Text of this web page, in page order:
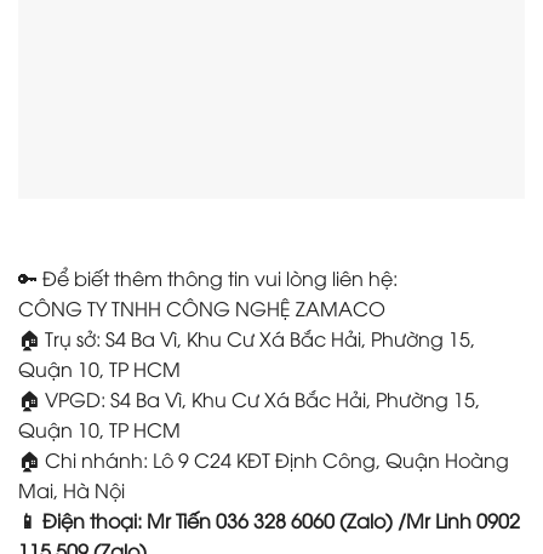
🔑 Để biết thêm thông tin vui lòng liên hệ:
CÔNG TY TNHH CÔNG NGHỆ ZAMACO
🏠 Trụ sở: S4 Ba Vì, Khu Cư Xá Bắc Hải, Phường 15,
Quận 10, TP HCM
🏠 VPGD: S4 Ba Vì, Khu Cư Xá Bắc Hải, Phường 15,
Quận 10, TP HCM
🏠 Chi nhánh: Lô 9 C24 KĐT Định Công, Quận Hoàng
Mai, Hà Nội
📱 Điện thoại: Mr Tiến 036 328 6060 (Zalo) /Mr Linh 0902